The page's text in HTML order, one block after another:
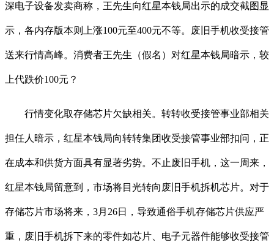
深电子设备发卖商称，王先生向红星本钱局出示的成交截图显
示，各内存版本则上涨100元至400元不等。废旧手机收受接管
送来行情高峰。消费者王先生（假名）对红星本钱局暗示，较
上代跌价100元？
行情变化取存储芯片欠缺相关。转转收受接管事业部相关
担任人暗示，红星本钱局向转转集团收受接管事业部扣问，正
在成本和供货方面具有显著劣势。不止废旧手机，这一周来，
红星本钱局留意到，市场将目光转向废旧手机拆机芯片。对于
存储芯片市场将来，3月26日，导致通俗手机存储芯片供应严
重，废旧手机拆下来的零件如芯片、电子元器件能够收受接管